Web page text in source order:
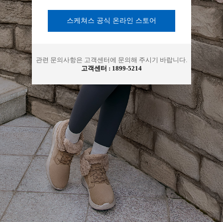
스케쳐스 공식 온라인 스토어
관련 문의사항은 고객센터에 문의해 주시기 바랍니다.
고객센터 : 1899-5214